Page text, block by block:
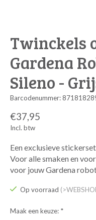
Twinckels
Gardena
Sileno -
Barcodenummer:
€37,95
Incl. btw
Een exclusieve
Voor alle smaken en
voor jouw Gardena
Op voorraad
Maak een keuze: *